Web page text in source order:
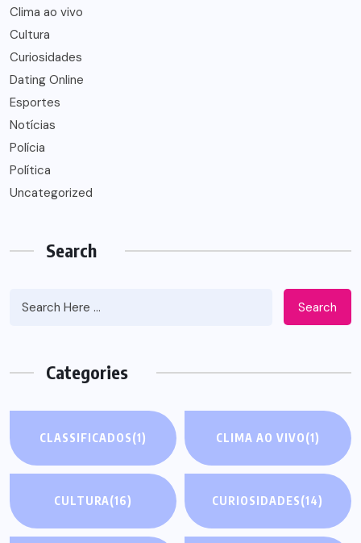
Clima ao vivo
Cultura
Curiosidades
Dating Online
Esportes
Notícias
Polícia
Política
Uncategorized
Search
Search
Categories
CLASSIFICADOS(1) CLIMA AO VIVO(1)
CULTURA(16) CURIOSIDADES(14)